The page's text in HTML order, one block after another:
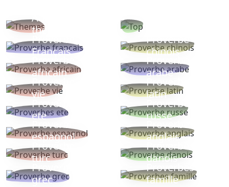
Autres
thèmes
Proverbe
Français
Proverbe
chinois
Proverbe
africain
Proverbe
arabe
Proverbe
vie
Proverbe
latin
Proverbes
ete
Proverbe
russe
Proverbe
espagnol
Proverbe
anglais
Proverbe
turc
Proverbe
danois
Proverbe
grec
Proverbes
famille